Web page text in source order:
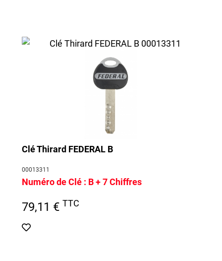
Clé Thirard FEDERAL B
00013311
Numéro de Clé : B + 7 Chiffres
79,11 € TTC